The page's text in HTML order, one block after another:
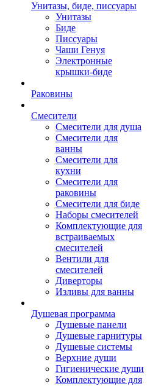
Унитазы, биде, писсуары
Унитазы
Биде
Писсуары
Чаши Генуя
Электронные
крышки-биде
Раковины
Смесители
Смесители для душа
Смесители для
ванны
Смесители для
кухни
Смесители для
раковины
Смесители для биде
Наборы смесителей
Комплектующие для
встраиваемых
смесителей
Вентили для
смесителей
Диверторы
Изливы для ванны
Душевая программа
Душевые панели
Душевые гарнитуры
Душевые системы
Верхние души
Гигиенические души
Комплектующие для